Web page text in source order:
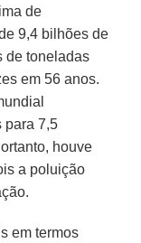
de
9,4 bilhões de
de toneladas
em 56 anos.
para 7,5
houve
a poluição
em termos